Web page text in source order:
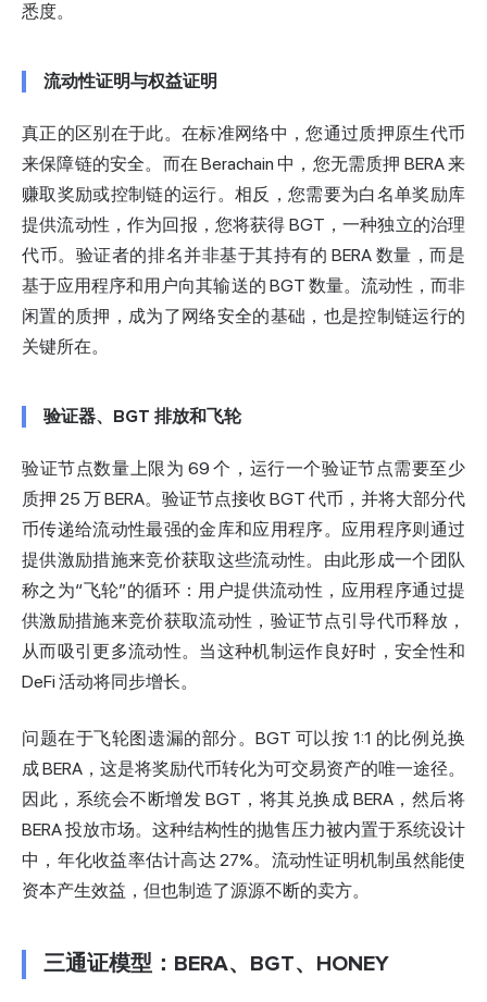
悉度。
流动性证明与权益证明
真正的区别在于此。在标准网络中，您通过质押原生代币
来保障链的安全。而在 Berachain 中，您无需质押 BERA 来
赚取奖励或控制链的运行。相反，您需要为白名单奖励库
提供流动性，作为回报，您将获得 BGT，一种独立的治理
代币。验证者的排名并非基于其持有的 BERA 数量，而是
基于应用程序和用户向其输送的 BGT 数量。流动性，而非
闲置的质押，成为了网络安全的基础，也是控制链运行的
关键所在。
验证器、BGT 排放和飞轮
验证节点数量上限为 69 个，运行一个验证节点需要至少
质押 25 万 BERA。验证节点接收 BGT 代币，并将大部分代
币传递给流动性最强的金库和应用程序。应用程序则通过
提供激励措施来竞价获取这些流动性。由此形成一个团队
称之为“飞轮”的循环：用户提供流动性，应用程序通过提
供激励措施来竞价获取流动性，验证节点引导代币释放，
从而吸引更多流动性。当这种机制运作良好时，安全性和
DeFi 活动将同步增长。
问题在于飞轮图遗漏的部分。BGT 可以按 1:1 的比例兑换
成 BERA，这是将奖励代币转化为可交易资产的唯一途径。
因此，系统会不断增发 BGT，将其兑换成 BERA，然后将
BERA 投放市场。这种结构性的抛售压力被内置于系统设计
中，年化收益率估计高达 27%。流动性证明机制虽然能使
资本产生效益，但也制造了源源不断的卖方。
三通证模型：BERA、BGT、HONEY